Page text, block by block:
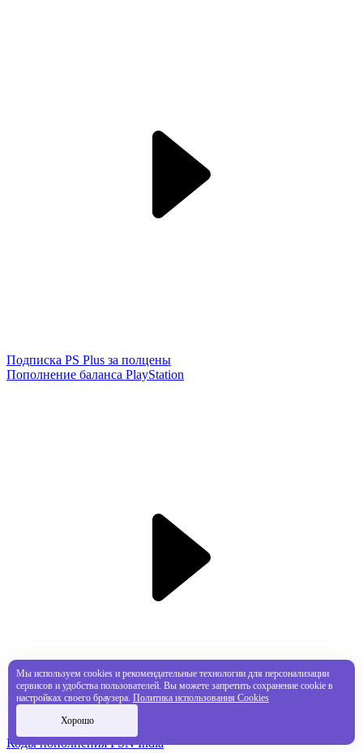
Подписка PS Plus за полцены
Пополнение баланса PlayStation
Коды пополнения PSN India
Мы используем cookies и рекомендательные технологии для персонализации
сервисов и удобства пользователей. Вы можете запретить сохранение cookie в
настройках своего браузера. Политика использования Cookies
Хорошо